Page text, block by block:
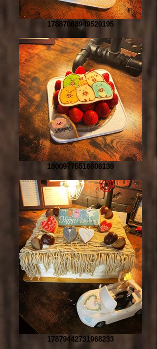
17887063949520195
18009775516606139
17879442731968233